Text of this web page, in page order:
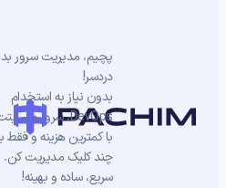
پچیم، مدیریت سرور بدون
دردسر!
بدون نیاز به استخدام
DevOps، سرور و سایتت رو
با کمترین هزینه و فقط با
چند کلیک مدیریت کن.
سریع، ساده و بهینه!